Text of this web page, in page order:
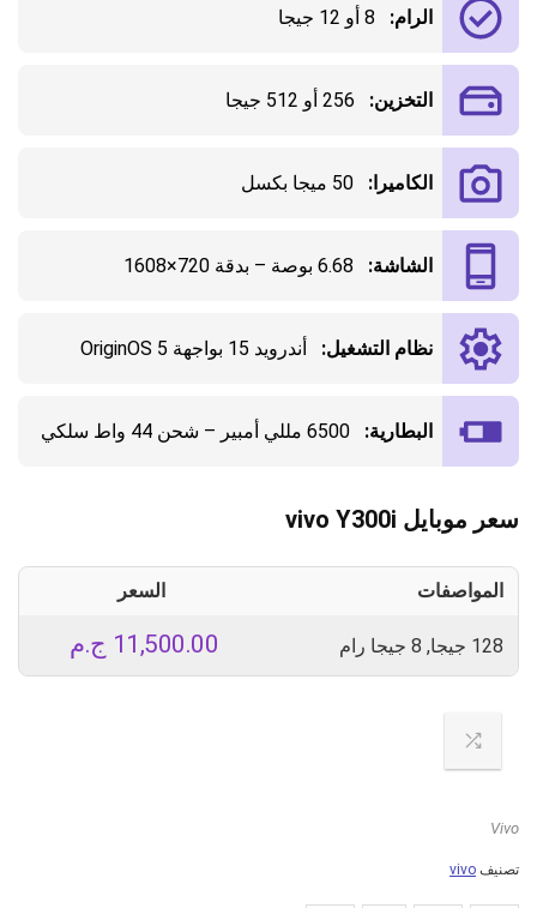
الرام: 8 أو 12 جيجا
التخزين: 256 أو 512 جيجا
الكاميرا: 50 ميجا بكسل
الشاشة: 6.68 بوصة – بدقة 720×1608
نظام التشغيل: أندرويد 15 بواجهة OriginOS 5
البطارية: 6500 مللي أمبير – شحن 44 واط سلكي
سعر موبايل vivo Y300i
المواصفات السعر
128 جيجا, 8 جيجا رام ج.م 11,500.00
Vivo
تصنيف vivo